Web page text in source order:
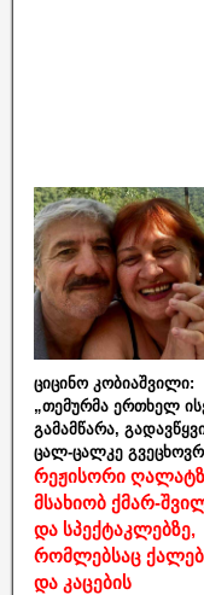
ციცინო კობიაშვილი:
„თემურმა ერთხელ
გამამწარა,
ცალ-ცალკე
რეჟისორი
მსახიობ ქმარ-
და სპექტაკლებზე,
რომლებსაც
და კაცების